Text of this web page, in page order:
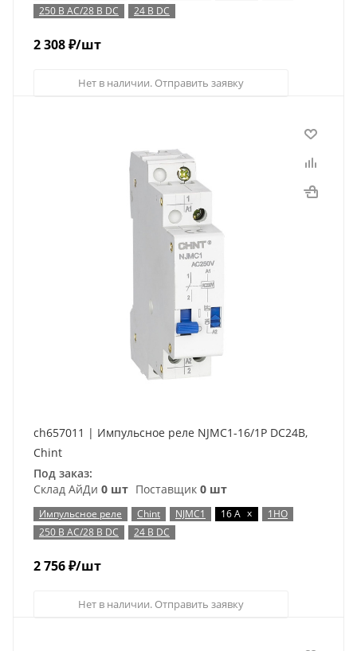
250 В AC/28 В DC
24 В DC
2 308₽/шт
Нет в наличии. Отправить заявку
ch657011 | Импульсное реле NJMC1-16/1P DC24В,
Chint
Под заказ:
Склад АйДи 0 шт Поставщик 0 шт
Импульсное реле Chint NJMC1 16 А x
1НО
250 В AC/28 В DC
24 В DC
2 756₽/шт
Нет в наличии. Отправить заявку